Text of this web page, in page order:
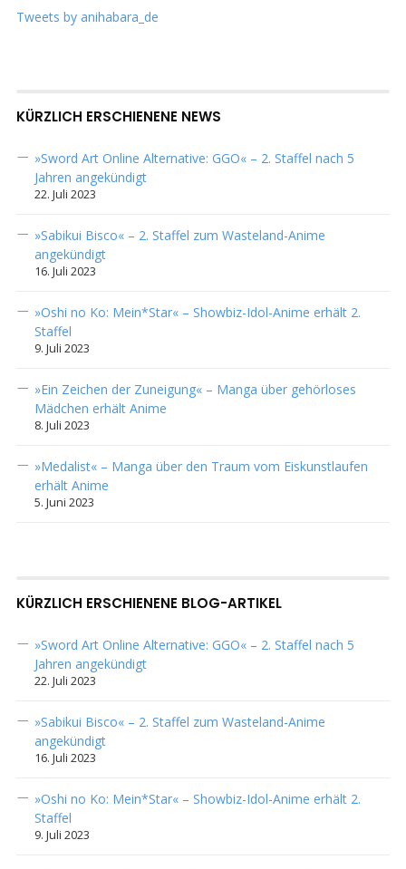
Tweets by anihabara_de
KÜRZLICH ERSCHIENENE NEWS
»Sword Art Online Alternative: GGO« – 2. Staffel nach 5
Jahren angekündigt
22. Juli 2023
»Sabikui Bisco« – 2. Staffel zum Wasteland-Anime
angekündigt
16. Juli 2023
»Oshi no Ko: Mein*Star« – Showbiz-Idol-Anime erhält 2.
Staffel
9. Juli 2023
»Ein Zeichen der Zuneigung« – Manga über gehörloses
Mädchen erhält Anime
8. Juli 2023
»Medalist« – Manga über den Traum vom Eiskunstlaufen
erhält Anime
5. Juni 2023
KÜRZLICH ERSCHIENENE BLOG-ARTIKEL
»Sword Art Online Alternative: GGO« – 2. Staffel nach 5
Jahren angekündigt
22. Juli 2023
»Sabikui Bisco« – 2. Staffel zum Wasteland-Anime
angekündigt
16. Juli 2023
»Oshi no Ko: Mein*Star« – Showbiz-Idol-Anime erhält 2.
Staffel
9. Juli 2023